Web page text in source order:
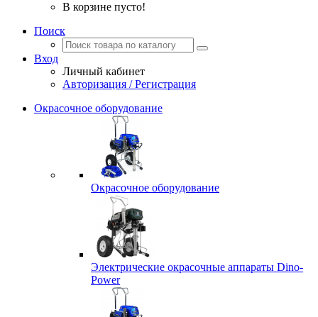
В корзине пусто!
Поиск
Вход
Личный кабинет
Авторизация / Регистрация
Окрасочное оборудование
Окрасочное оборудование
Электрические окрасочные аппараты Dino-
Power